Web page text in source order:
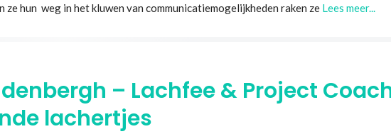
ze hun weg in het kluwen van communicatiemogelijkheden raken ze Lees meer...
– Lachfee & Project
lachertjes